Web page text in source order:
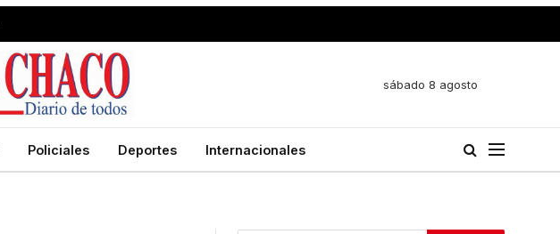
sábado 8 agosto
Policiales Deportes Internacionales